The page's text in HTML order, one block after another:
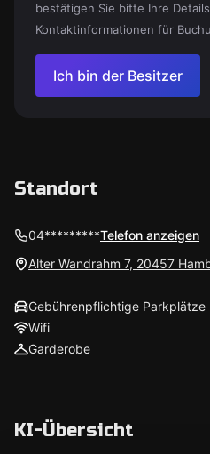
bestätigen Sie bitte Ihre
Kontaktinformationen für
Ich bin der Besitzer
Standort
04*********Telefon anzeigen
Alter Wandrahm 7, 20457
Gebührenpflichtige Parkplätze
Wifi
Garderobe
KI-Übersicht